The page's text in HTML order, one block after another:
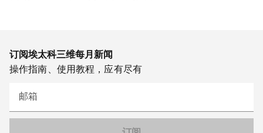
订阅埃太科三维每月新闻
操作指南、使用教程，应有尽有
邮箱